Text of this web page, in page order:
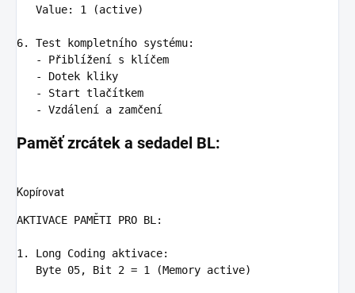
   Value
: 1 (active)
6. Test kompletního systému:
-
Přiblížení s klíčem
-
Dotek kliky
-
Start tlačítkem
-
Vzdálení a zamčení
Paměť zrcátek a sedadel BL:
Kopírovat
AKTIVACE PAMĚTI PRO BL
1. Long Coding aktivace:
Byte 05, Bit 2 = 1 (Memory active)